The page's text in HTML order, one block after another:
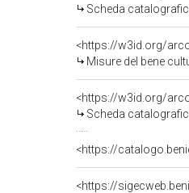
Scheda
<https://w3id.org/
Misure del bene
<https://w3id.org/
Scheda
<https://
<https://